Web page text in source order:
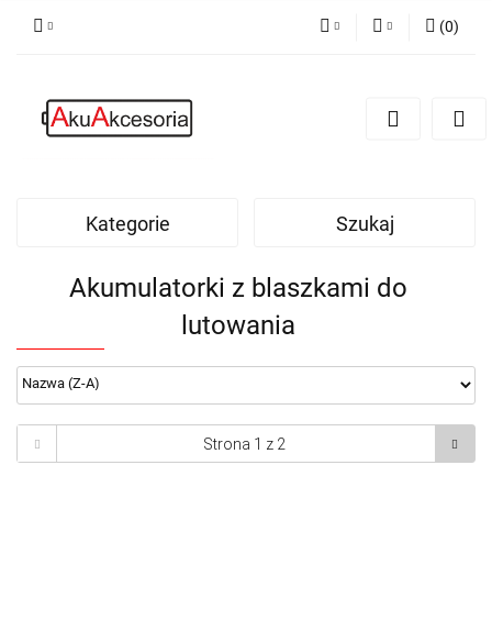
Zarejestruj się
(0)
Kategorie Szukaj
Akumulatorki z blaszkami do
lutowania